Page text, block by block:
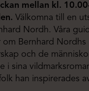
mellan kl.
Välkomna till en
Nordh. Våra
om Bernhard Nordhs
och de
i sina
han inspirerades